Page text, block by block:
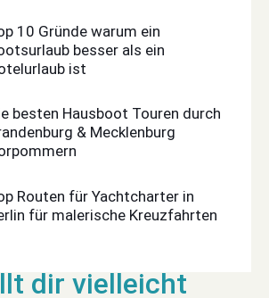
10 Gründe warum ein
besser als ein
ist
besten Hausboot Touren durch
& Mecklenburg
Routen für Yachtcharter in
für malerische Kreuzfahrten